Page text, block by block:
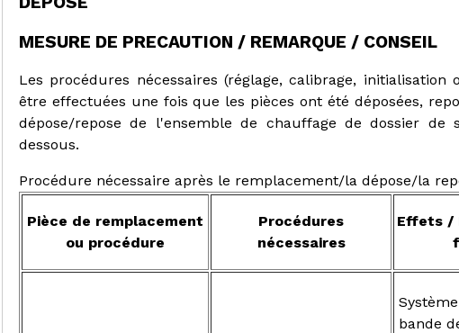
MESURE DE PRECAUTION / REMARQUE / CONSEIL
Les procédures nécessaires (réglage, calibrage,
être effectuées une fois que les pièces ont été déposées,
dépose/repose de l'ensemble de chauffage de dossier de
dessous.
Procédure nécessaire après le remplacement/la dépose/la
Pièce de remplacement
ou procédure
Procédures
nécessaires
Effets /
bande